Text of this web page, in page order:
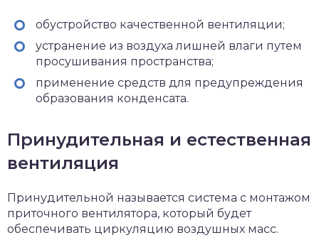
обустройство качественной вентиляции;
устранение из воздуха лишней влаги путем
просушивания пространства;
применение средств для предупреждения
образования конденсата.
Принудительная и естественная
вентиляция
Принудительной называется система с монтажом
приточного вентилятора, который будет
обеспечивать циркуляцию воздушных масс.